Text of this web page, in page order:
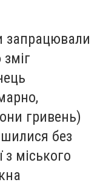
запрацювали
гривень)
без
з міського